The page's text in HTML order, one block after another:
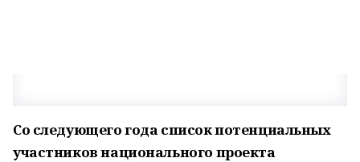
Со следующего года список потенциальных
участников национального проекта